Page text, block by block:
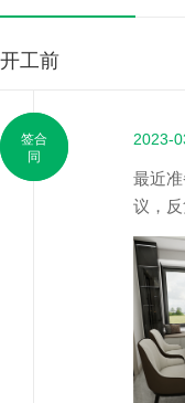
开工前
签合
同
2023-
最近
议，